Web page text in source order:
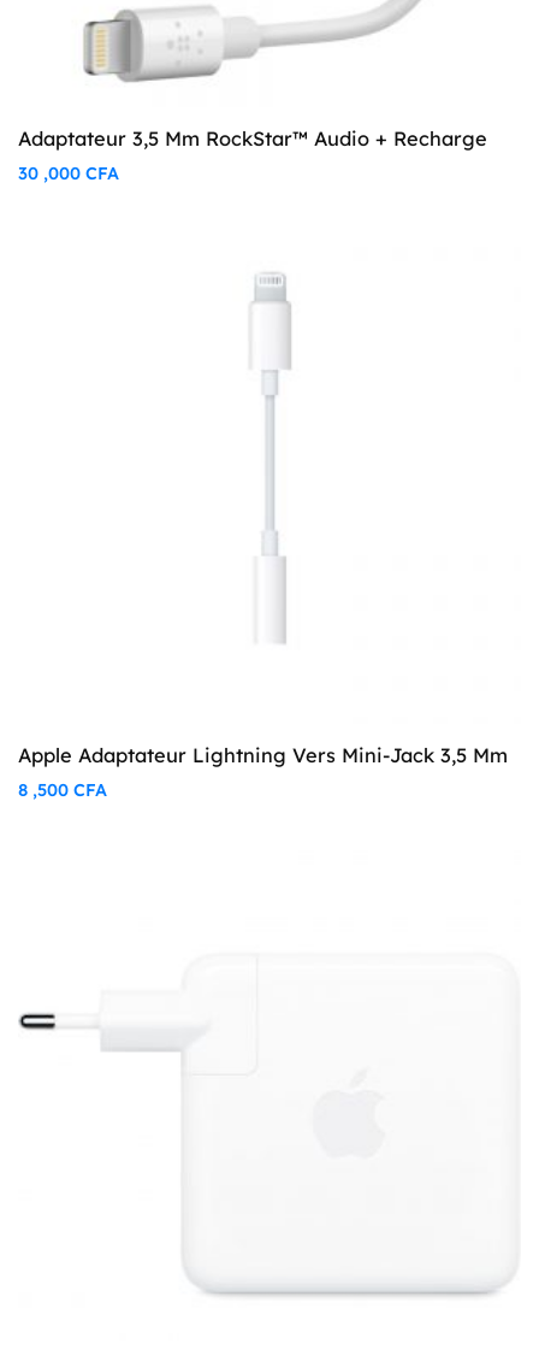
Adaptateur 3,5 Mm RockStar™ Audio + Recharge
30 ,000 CFA
Apple Adaptateur Lightning Vers Mini-Jack 3,5 Mm
8 ,500 CFA